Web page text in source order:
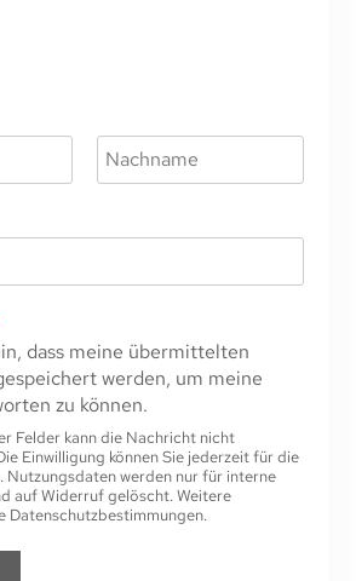
a
dass meine übermittelten
werden, um meine
zu können.
Felder kann die Nachricht nicht
Einwilligung können Sie jederzeit für die
Nutzungsdaten werden nur für interne
auf Widerruf gelöscht. Weitere
Datenschutzbestimmungen.